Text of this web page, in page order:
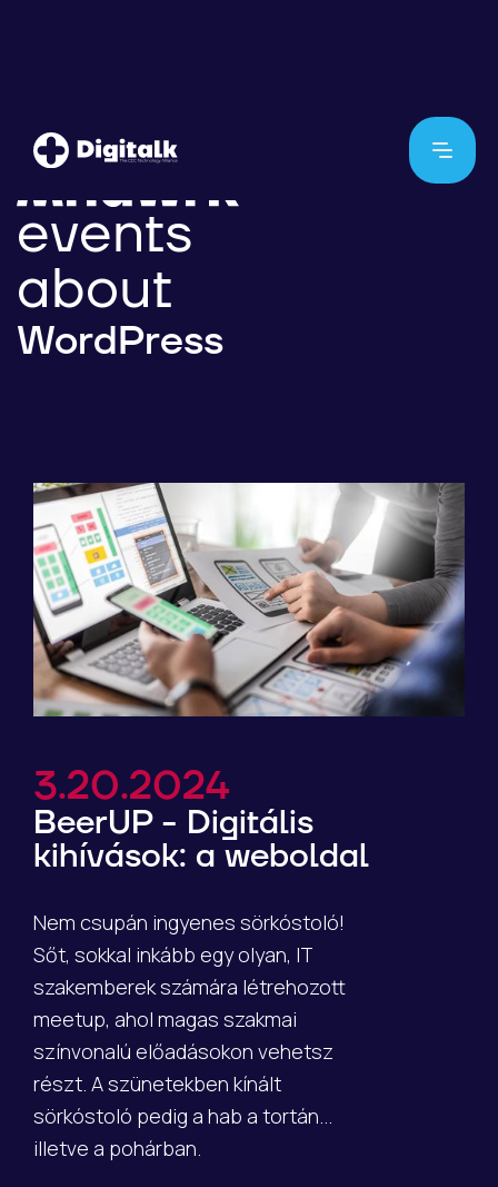
events
about
WordPress
3.20.2024
BeerUP - Digitális
kihívások: a weboldal
Nem csupán ingyenes sörkóstoló!
Sőt, sokkal inkább egy olyan, IT
szakemberek számára létrehozott
meetup, ahol magas szakmai
színvonalú előadásokon vehetsz
részt. A szünetekben kínált
sörkóstoló pedig a hab a tortán...
illetve a pohárban.